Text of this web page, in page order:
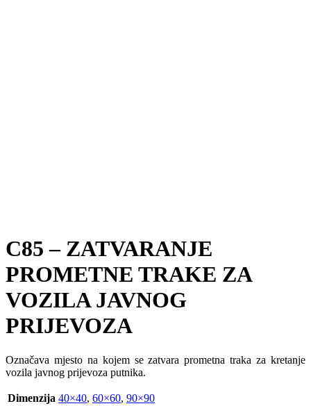
C85 – ZATVARANJE
PROMETNE TRAKE ZA
VOZILA JAVNOG
PRIJEVOZA
Označava mjesto na kojem se zatvara prometna traka za kretanje
vozila javnog prijevoza putnika.
Dimenzija 40×40, 60×60, 90×90